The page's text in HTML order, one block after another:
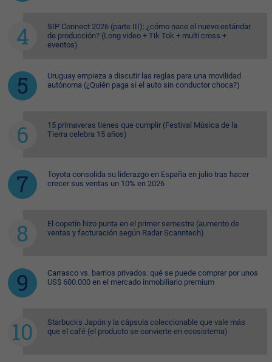
SIP Connect 2026 (parte III): ¿cómo nace el nuevo estándar
de producción? (Long video + Tik Tok + multi cross +
eventos)
Uruguay empieza a discutir las reglas para una movilidad
autónoma (¿Quién paga si el auto sin conductor choca?)
15 primaveras tienes que cumplir (Festival Música de la
Tierra celebra 15 años)
Toyota consolida su liderazgo en España en julio tras hacer
crecer sus ventas un 10% en 2026
El copetín hizo punta en el primer semestre (aumento de
ventas y facturación según Radar Scanntech)
Carrasco vs. barrios privados: qué se puede comprar por unos
US$ 600.000 en el mercado inmobiliario premium
Starbucks Japón y la cápsula coleccionable que vale más
que el café (el producto se convierte en ecosistema)